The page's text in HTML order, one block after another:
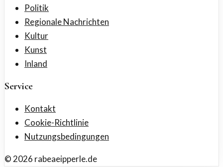
Politik
Regionale Nachrichten
Kultur
Kunst
Inland
Service
Kontakt
Cookie-Richtlinie
Nutzungsbedingungen
© 2026 rabeaeipperle.de